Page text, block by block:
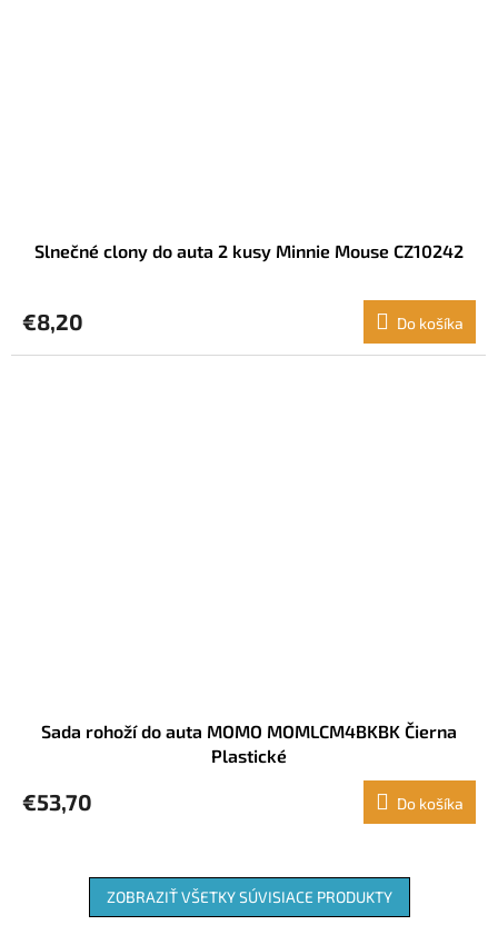
Slnečné clony do auta 2 kusy Minnie Mouse CZ10242
€8,20 Do košíka
Sada rohoží do auta MOMO MOMLCM4BKBK Čierna
Plastické
€53,70 Do košíka
ZOBRAZIŤ VŠETKY SÚVISIACE PRODUKTY